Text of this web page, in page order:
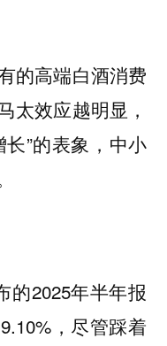
的高端白酒消费
太效应越明显，
”的表象，中小
的2025年半年报
，尽管踩着